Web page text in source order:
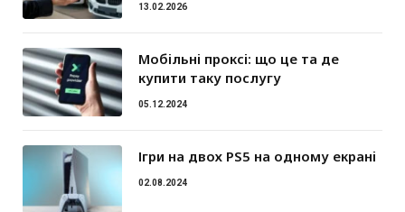
13.02.2026
Мобільні проксі: що це та де
купити таку послугу
05.12.2024
Ігри на двох PS5 на одному екрані
02.08.2024